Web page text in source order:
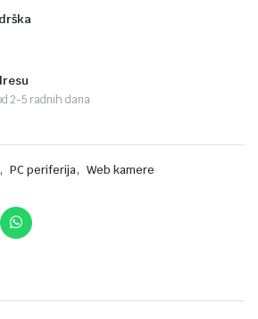
2-5 radnih dana
, PC periferija, Web kamere